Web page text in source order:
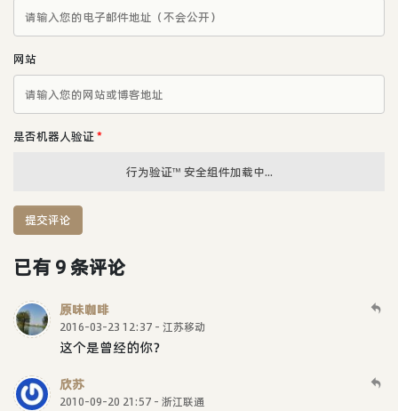
网站
是否机器人验证 *
行为验证™ 安全组件加载中...
提交评论
已有 9 条评论
原味咖啡
2016-03-23 12:37 - 江苏移动
这个是曾经的你？
欣苏
2010-09-20 21:57 - 浙江联通